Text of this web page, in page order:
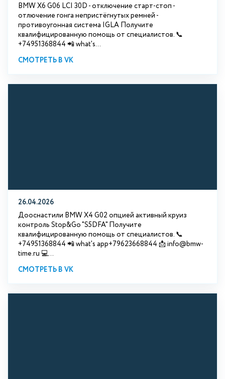
BMW X6 G06 LCI 30D - отключение старт-стоп -
отлючение гонга непристёгнутых ремней -
противоугонная система IGLA Получите
квалифицированную помощь от специалистов. 📞
+74951368844 📲 what's...
СМОТРЕТЬ В VK
26.04.2026
Дооснастили BMW X4 G02 опцией активный круиз
контроль Stop&Go "S5DFA" Получите
квалифицированную помощь от специалистов. 📞
+74951368844 📲 what's app+79623668844 📩 info@bmw-
time.ru 💻...
СМОТРЕТЬ В VK